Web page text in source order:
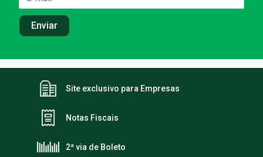
Site exclusivo para Empresas
Notas Fiscais
2ª via de Boleto